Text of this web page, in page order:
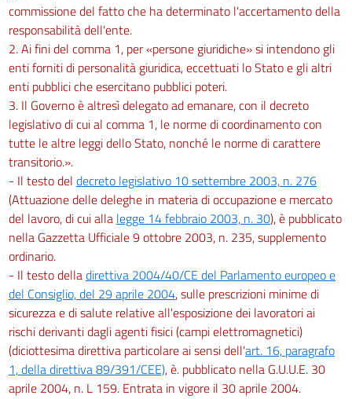
270
Obblighi del datore di lavoro
271
272
273
274
275
276
277
Capo III
Sorveglianza sanitaria
279
280
281
commissione del fatto che ha determinato l'accertamento della
responsabilità dell'ente.
2. Ai fini del comma 1, per «persone giuridiche» si intendono gli
enti forniti di personalità giuridica, eccettuati lo Stato e gli altri
enti pubblici che esercitano pubblici poteri.
3. Il Governo è altresì delegato ad emanare, con il decreto
legislativo di cui al comma 1, le norme di coordinamento con
tutte le altre leggi dello Stato, nonché le norme di carattere
transitorio.».
- Il testo del decreto legislativo 10 settembre 2003, n. 276
(Attuazione delle deleghe in materia di occupazione e mercato
del lavoro, di cui alla legge 14 febbraio 2003, n. 30), è pubblicato
nella Gazzetta Ufficiale 9 ottobre 2003, n. 235, supplemento
ordinario.
- Il testo delladirettiva 2004/40/CE del Parlamento europeo e
del Consiglio, del 29 aprile 2004, sulle prescrizioni minime di
sicurezza e di salute relative all'esposizione dei lavoratori ai
rischi derivanti dagli agenti fisici (campi elettromagnetici)
(diciottesima direttiva particolare ai sensi dell'art. 16, paragrafo
1, della direttiva 89/391/CEE), è. pubblicato nella G.U.U.E. 30
aprile 2004, n. L 159. Entrata in vigore il 30 aprile 2004.